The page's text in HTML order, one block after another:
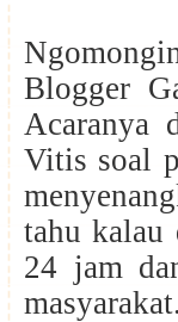
Blogger
Acaranya
Vitis soal
tahu
24 jam
masyarakat.